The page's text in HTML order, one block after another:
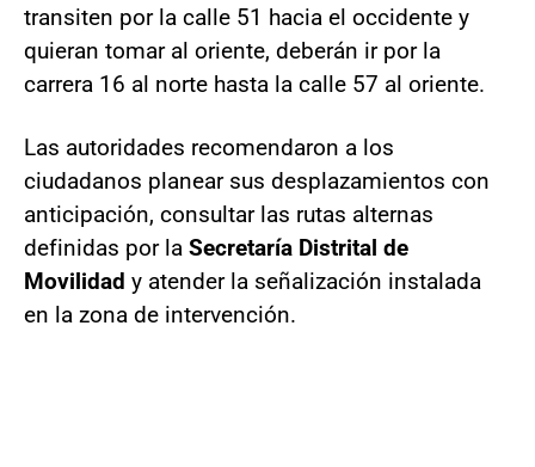
transiten por la calle 51 hacia el occidente y
quieran tomar al oriente, deberán ir por la
carrera 16 al norte hasta la calle 57 al oriente.
Las autoridades recomendaron a los
ciudadanos planear sus desplazamientos con
anticipación, consultar las rutas alternas
definidas por la Secretaría Distrital de
Movilidad y atender la señalización instalada
en la zona de intervención.